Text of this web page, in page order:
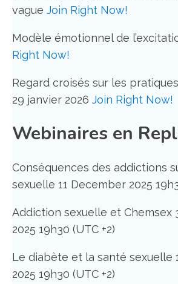
vague Join Right Now!
Modèle émotionnel de
Right Now!
Regard croisés sur les
29 janvier 2026 Join Right Now!
Webinaires en
Conséquences des addictions
sexuelle 11 December 2025
Addiction sexuelle et Chemsex
2025 19h30 (UTC +2)
Le diabète et la santé sexuelle
2025 19h30 (UTC +2)